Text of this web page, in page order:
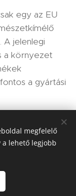
egy az EU
A jelenlegi
a környezet
a gyártási
megfelelő
a lehető legjobb